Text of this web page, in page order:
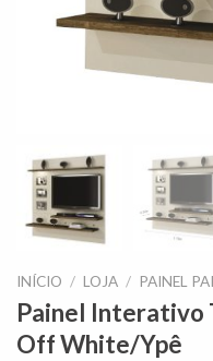
INÍCIO / LOJA / PAINEL
Painel Interativo
Off White/Ypê